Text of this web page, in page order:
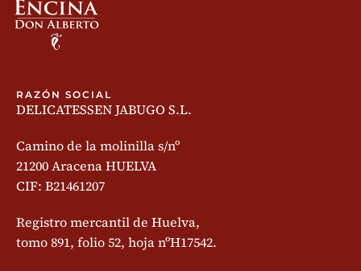
RAZÓN SOCIAL
DELICATESSEN JABUGO S.L.
Camino de la molinilla s/nº
21200 Aracena HUELVA
CIF: B21461207
Registro mercantil de Huelva,
tomo 891, folio 52, hoja nºH17542.